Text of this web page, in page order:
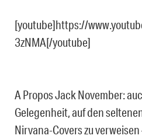
[youtube]https://
3zNMA[/youtube]
A Propos Jack November:
Gelegenheit, auf den
Nirvana-Covers zu verweisen